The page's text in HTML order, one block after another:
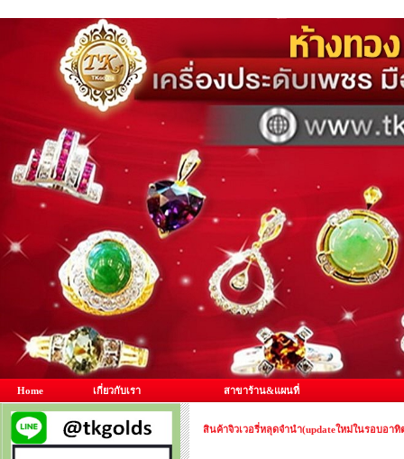
Home เกี่ยวกับเรา สาขาร้าน&แผนที่
สินค้าจิวเวอรี่หลุดจำนำ(updateใหม่ในรอบอาทิ